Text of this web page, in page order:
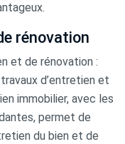
rénovation
et de rénovation :
d’entretien et
immobilier, avec les
permet de
du bien et de